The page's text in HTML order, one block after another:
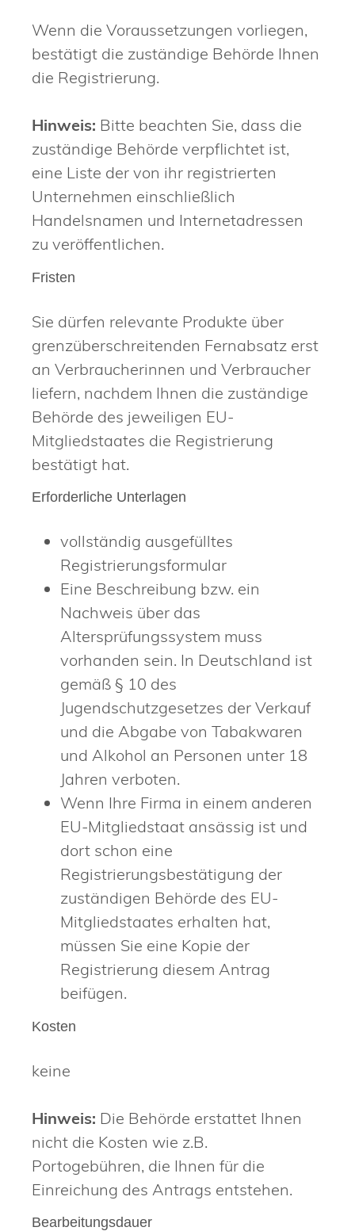
Wenn die Voraussetzungen vorliegen,
bestätigt die zuständige Behörde Ihnen
die Registrierung.
Hinweis: Bitte beachten Sie, dass die
zuständige Behörde verpflichtet ist,
eine Liste der von ihr registrierten
Unternehmen einschließlich
Handelsnamen und Internetadressen
zu veröffentlichen.
Fristen
Sie dürfen relevante Produkte über
grenzüberschreitenden Fernabsatz erst
an Verbraucherinnen und Verbraucher
liefern, nachdem Ihnen die zuständige
Behörde des jeweiligen EU-
Mitgliedstaates die Registrierung
bestätigt hat.
Erforderliche Unterlagen
vollständig ausgefülltes
Registrierungsformular
Eine Beschreibung bzw. ein
Nachweis über das
Altersprüfungssystem muss
vorhanden sein. In Deutschland ist
gemäß § 10 des
Jugendschutzgesetzes der Verkauf
und die Abgabe von Tabakwaren
und Alkohol an Personen unter 18
Jahren verboten.
Wenn Ihre Firma in einem anderen
EU-Mitgliedstaat ansässig ist und
dort schon eine
Registrierungsbestätigung der
zuständigen Behörde des EU-
Mitgliedstaates erhalten hat,
müssen Sie eine Kopie der
Registrierung diesem Antrag
beifügen.
Kosten
keine
Hinweis: Die Behörde erstattet Ihnen
nicht die Kosten wie z.B.
Portogebühren, die Ihnen für die
Einreichung des Antrags entstehen.
Bearbeitungsdauer